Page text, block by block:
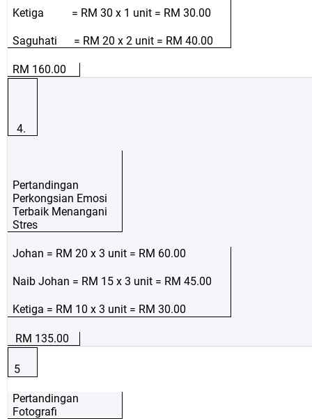
Ketiga = RM 30 x 1 unit = RM 30.00
Saguhati = RM 20 x 2 unit = RM 40.00
RM 160.00
4.
Pertandingan
Perkongsian Emosi
Terbaik Menangani
Stres
Johan = RM 20 x 3 unit = RM 60.00
Naib Johan = RM 15 x 3 unit = RM 45.00
Ketiga = RM 10 x 3 unit = RM 30.00
RM 135.00
5
Pertandingan
Fotografi